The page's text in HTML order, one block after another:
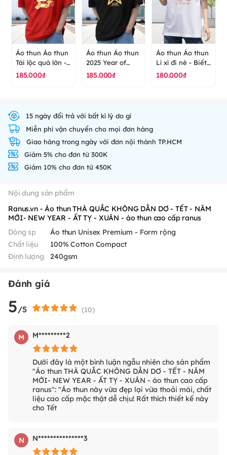
Áo thun Áo thun
Tài lộc quá lớn -
Năm mới - New
185.000₫
Áo thun Áo thun
2025 Year of
snack- năm mới
ranus
185.000₫
Áo thun Áo thun
Lì xì đi nè - Biết
điều gặp nhiều
180.000₫
15 ngày đổi trả với bất kì lý do gì
Miễn phí vận chuyển cho mọi đơn hàng
Giao hàng trong ngày với đơn nội thành TP.HCM
Giảm 5% cho đơn từ 300K
Giảm 10% cho đơn từ 450K
Nội dung sản phẩm
Ranus.vn - Áo thun THÀ QUẮC KHÔNG DẰN DƠ - TẾT - NĂM
MỚI- NEW YEAR - ẤT TỴ - XUÂN - áo thun cao cấp ranus
Dòng sp
Áo thun Unisex Premium - Form rộng
Chất liệu
100% Cotton Compact
Định lượng
240gsm
Đánh giá
5/5 (10)
M M*********2
Dưới đây là một bình luận ngẫu nhiên cho sản phẩm
"Áo thun THÀ QUẮC KHÔNG DẰN DƠ - TẾT - NĂM
MỚI- NEW YEAR - ẤT TỴ - XUÂN - áo thun cao cấp
ranus": "Áo thun này vừa đẹp lại vừa thoải mái, chất
liệu cao cấp mặc thật dễ chịu! Rất thích thiết kế này
cho Tết
N N***************3